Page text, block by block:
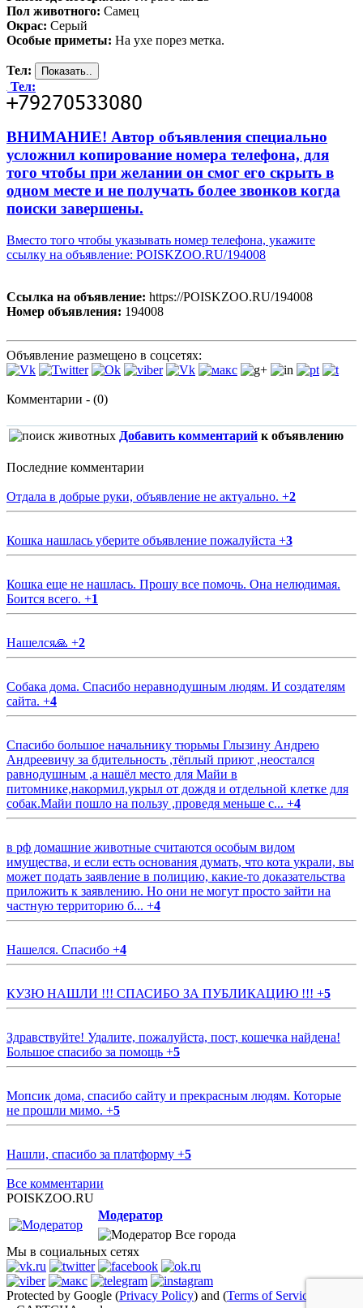
Пол животного: Самец
Окрас: Серый
Особые приметы: На ухе порез метка.
Тел:
Тел:
ВНИМАНИЕ! Автор объявления специально
усложнил копирование номера телефона, для
того чтобы при желании он смог его скрыть в
одном месте и не получать более звонков когда
поиски завершены.
Вместо того чтобы указывать номер телефона, укажите
ссылку на объявление: POISKZOO.RU/194008
Ссылка на объявление: https://POISKZOO.RU/194008
Номер объявления: 194008
Объявление размещено в соцсетях:
Комментарии - (0)
Добавить комментарий к объявлению
Последние комментарии
Отдала в добрые руки, объявление не актуально. +2
Кошка нашлась уберите объявление пожалуйста +3
Кошка еще не нашлась. Прошу все помочь. Она нелюдимая.
Боится всего. +1
Нашелся🙏 +2
Собака дома. Спасибо неравнодушным людям. И создателям
сайта. +4
Спасибо большое начальнику тюрьмы Глызину Андрею
Андреевичу за бдительность ,тёплый приют ,неостался
равнодушным ,а нашёл место для Майи в
питомнике,накормил,укрыл от дождя и отдельной клетке для
собак.Майи пошло на пользу ,проведя меньше с... +4
в рф домашние животные считаются особым видом
имущества, и если есть основания думать, что кота украли, вы
может подать заявление в полицию, какие-то доказательства
приложить к заявлению. Но они не могут просто зайти на
частную территорию б... +4
Нашелся. Спасибо +4
КУЗЮ НАШЛИ !!! СПАСИБО ЗА ПУБЛИКАЦИЮ !!! +5
Здравствуйте! Удалите, пожалуйста, пост, кошечка найдена!
Большое спасибо за помощь +5
Мопсик дома, спасибо сайту и прекрасным людям. Которые
не прошли мимо. +5
Нашли, спасибо за платформу +5
Все комментарии
POISKZOO.RU
Модератор
Все города
Мы в социальных сетях
Protected by Google (Privacy Policy) and (Terms of Service